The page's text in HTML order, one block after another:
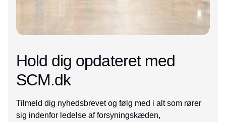
Hold dig opdateret med
SCM.dk
Tilmeld dig nyhedsbrevet og følg med i alt som rører
sig indenfor ledelse af forsyningskæden,